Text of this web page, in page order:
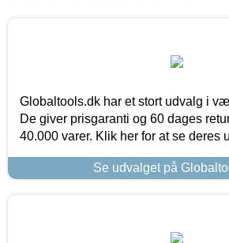
Globaltools.dk har et stort udvalg i
De giver prisgaranti og 60 dages
40.000 varer. Klik her for at se deres
Se udvalget på